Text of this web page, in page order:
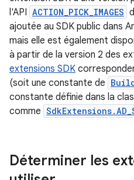
l'API ACTION_PICK_IMAGES
ajoutée au SDK public dans
mais elle est également
à partir de la version 2 des
extensions SDK
(soit une constante de
constante définie dans la
comme
Déterminer les